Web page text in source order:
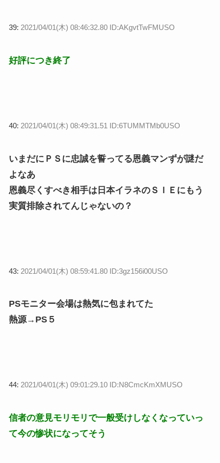
39: 2021/04/01(木) 08:46:32.80 ID:AKgvtTwFMUSO
好評につき終了
40: 2021/04/01(木) 08:49:31.51 ID:6TUMMTMb0USO
いまだにＰＳに忠誠を誓ってる恩義マンずが謎だ
よなあ
恩義尽くすべき相手は日本イラネのＳＩＥにもう
実質排除されてんじゃないの？
43: 2021/04/01(木) 08:59:41.80 ID:3gz156i00USO
PSモニター会場は熱気に包まれてた
熱源→PS５
44: 2021/04/01(木) 09:01:29.10 ID:N8CmcKmXMUSO
信者の意見モリモリで一般受けしなくなっていっ
て今の惨状になってそう